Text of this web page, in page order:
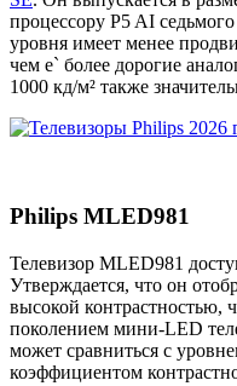
процессору P5 AI
уровня имеет менее
чем е` более дорогие
1000 кд/м² также
Philips MLED981
Телевизор MLED981
Утверждается, что он
высокой контрастностью,
поколением мини-LED
может сравниться с
коэффициентом